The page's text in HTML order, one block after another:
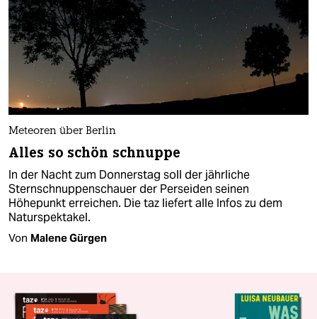
Meteoren über Berlin
Alles so schön schnuppe
In der Nacht zum Donnerstag soll der jährliche
Sternschnuppenschauer der Perseiden seinen
Höhepunkt erreichen. Die taz liefert alle Infos zu dem
Naturspektakel.
Von Malene Gürgen